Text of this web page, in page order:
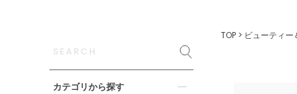
カテゴリから探す
TOP ビューティー